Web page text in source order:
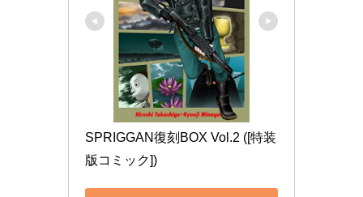
SPRIGGAN復刻BOX Vol.2 ([特装
版コミック])